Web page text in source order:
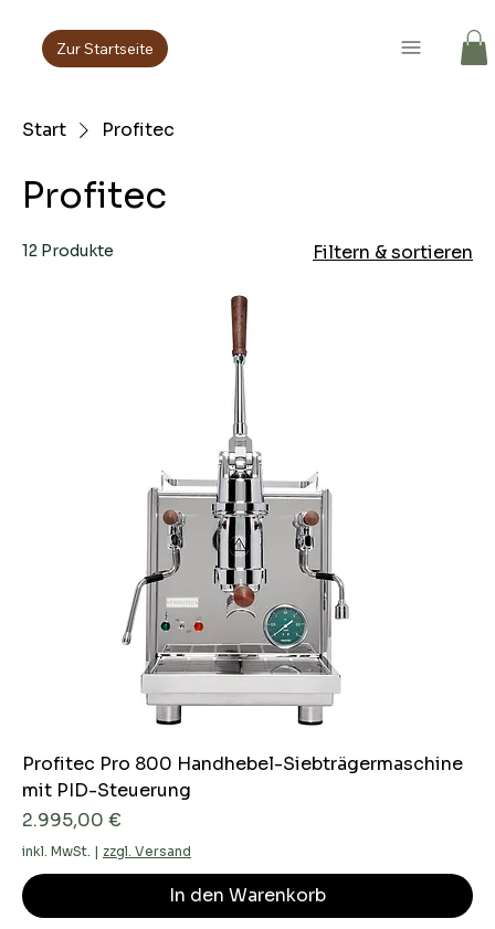
Zur Startseite
Start Profitec
Profitec
12 Produkte Filtern & sortieren
Profitec Pro 800 Handhebel-Siebträgermaschine
mit PID-Steuerung
Preis
2.995,00 €
inkl. MwSt. | zzgl. Versand
In den Warenkorb